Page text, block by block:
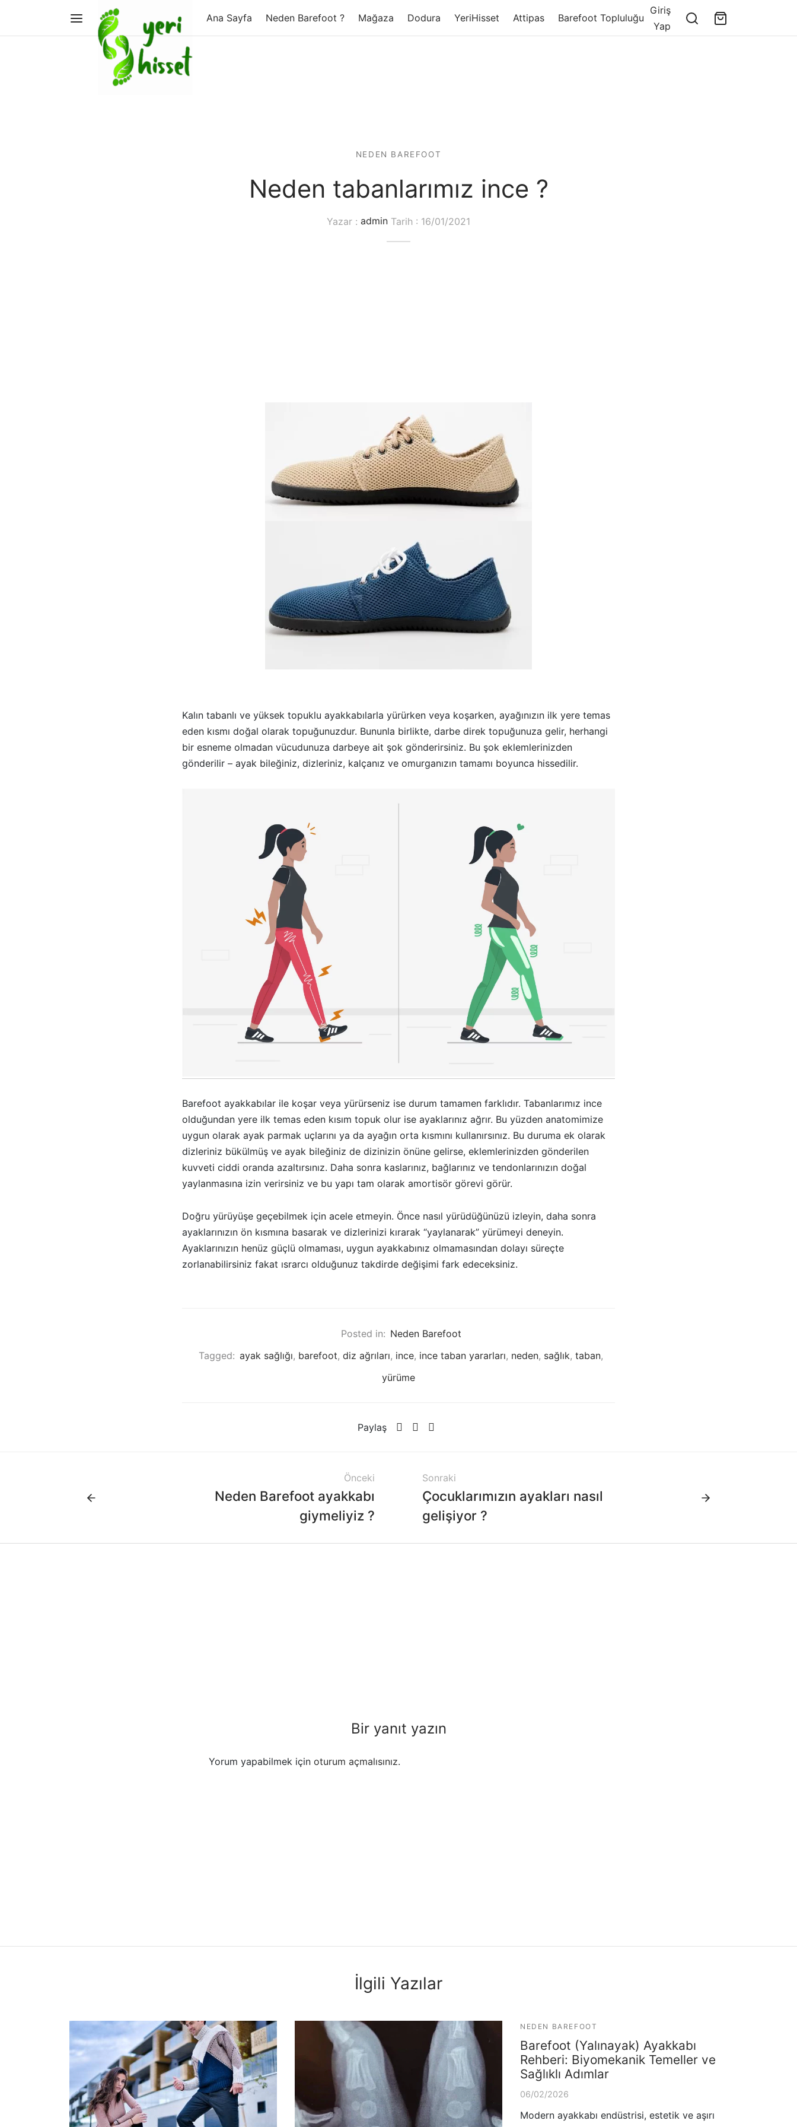
Ana Sayfa Neden Barefoot ? Mağaza Dodura YeriHisset Attipas Barefoot Topluluğu
Giriş
Yap
NEDEN BAREFOOT
Neden tabanlarımız ince ?
Yazar : admin Tarih : 16/01/2021
Kalın tabanlı ve yüksek topuklu ayakkabılarla yürürken veya koşarken, ayağınızın ilk yere temas
eden kısmı doğal olarak topuğunuzdur. Bununla birlikte, darbe direk topuğunuza gelir, herhangi
bir esneme olmadan vücudunuza darbeye ait şok gönderirsiniz. Bu şok eklemlerinizden
gönderilir – ayak bileğiniz, dizleriniz, kalçanız ve omurganızın tamamı boyunca hissedilir.
Barefoot ayakkabılar ile koşar veya yürürseniz ise durum tamamen farklıdır. Tabanlarımız ince
olduğundan yere ilk temas eden kısım topuk olur ise ayaklarınız ağrır. Bu yüzden anatomimize
uygun olarak ayak parmak uçlarını ya da ayağın orta kısmını kullanırsınız. Bu duruma ek olarak
dizleriniz bükülmüş ve ayak bileğiniz de dizinizin önüne gelirse, eklemlerinizden gönderilen
kuvveti ciddi oranda azaltırsınız. Daha sonra kaslarınız, bağlarınız ve tendonlarınızın doğal
yaylanmasına izin verirsiniz ve bu yapı tam olarak amortisör görevi görür.
Doğru yürüyüşe geçebilmek için acele etmeyin. Önce nasıl yürüdüğünüzü izleyin, daha sonra
ayaklarınızın ön kısmına basarak ve dizlerinizi kırarak “yaylanarak” yürümeyi deneyin.
Ayaklarınızın henüz güçlü olmaması, uygun ayakkabınız olmamasından dolayı süreçte
zorlanabilirsiniz fakat ısrarcı olduğunuz takdirde değişimi fark edeceksiniz.
Posted in: Neden Barefoot
Tagged: ayak sağlığı, barefoot, diz ağrıları, ince, ince taban yararları, neden, sağlık, taban,
yürüme
Paylaş
Önceki
Neden Barefoot ayakkabı
giymeliyiz ?
Sonraki
Çocuklarımızın ayakları nasıl
gelişiyor ?
Bir yanıt yazın
Yorum yapabilmek için oturum açmalısınız.
İlgili Yazılar
NEDEN BAREFOOT
Barefoot (Yalınayak) Ayakkabı
Rehberi: Biyomekanik Temeller ve
Sağlıklı Adımlar
06/02/2026
Modern ayakkabı endüstrisi, estetik ve aşırı